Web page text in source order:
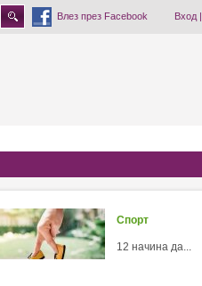
Влез през Facebook Вход|
Спорт
12 начина да...